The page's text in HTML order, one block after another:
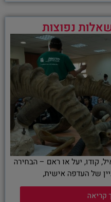
נפוצות
קודו, יעל או ראם – הבחירה
של העדפה אישית,
קריאה